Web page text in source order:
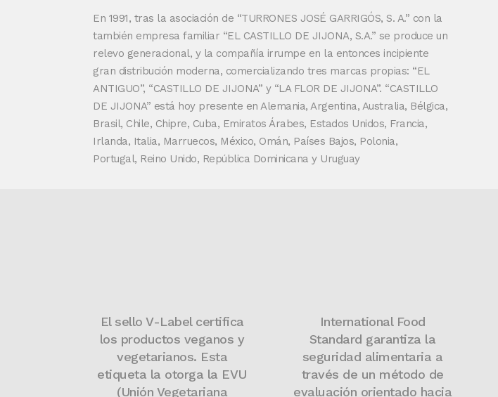
En 1991, tras la asociación de “TURRONES JOSÉ GARRIGÓS, S. A.” con la
también empresa familiar “EL CASTILLO DE JIJONA, S.A.” se produce un
relevo generacional, y la compañía irrumpe en la entonces incipiente
gran distribución moderna, comercializando tres marcas propias: “EL
ANTIGUO”, “CASTILLO DE JIJONA” y “LA FLOR DE JIJONA”. “CASTILLO
DE JIJONA” está hoy presente en Alemania, Argentina, Australia, Bélgica,
Brasil, Chile, Chipre, Cuba, Emiratos Árabes, Estados Unidos, Francia,
Irlanda, Italia, Marruecos, México, Omán, Países Bajos, Polonia,
Portugal, Reino Unido, República Dominicana y Uruguay
El sello V-Label certifica
los productos veganos y
vegetarianos. Esta
etiqueta la otorga la EVU
(Unión Vegetariana
International Food
Standard garantiza la
seguridad alimentaria a
través de un método de
evaluación orientado hacia